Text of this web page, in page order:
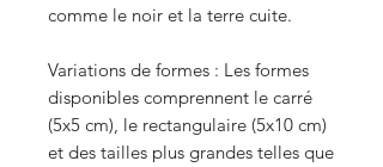
comme le noir et la terre cuite.
Variations de formes : Les formes
disponibles comprennent le carré
(5x5 cm), le rectangulaire (5x10 cm)
et des tailles plus grandes telles que